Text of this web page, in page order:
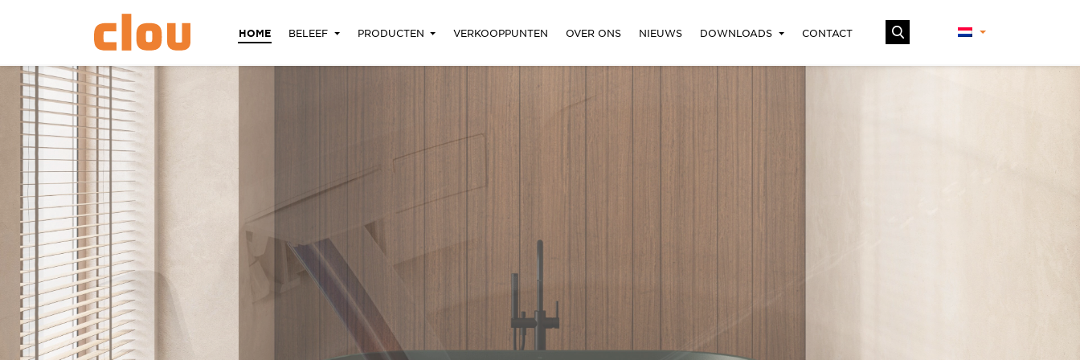
HOME BELEEF PRODUCTEN VERKOOPPUNTEN OVER ONS NIEUWS DOWNLOADS CONTACT